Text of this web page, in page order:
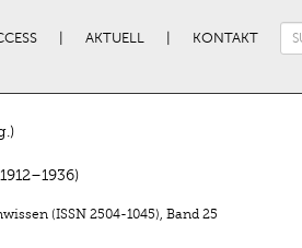
AKTUELL KONTAKT
(ISSN 2504-1045), Band 25